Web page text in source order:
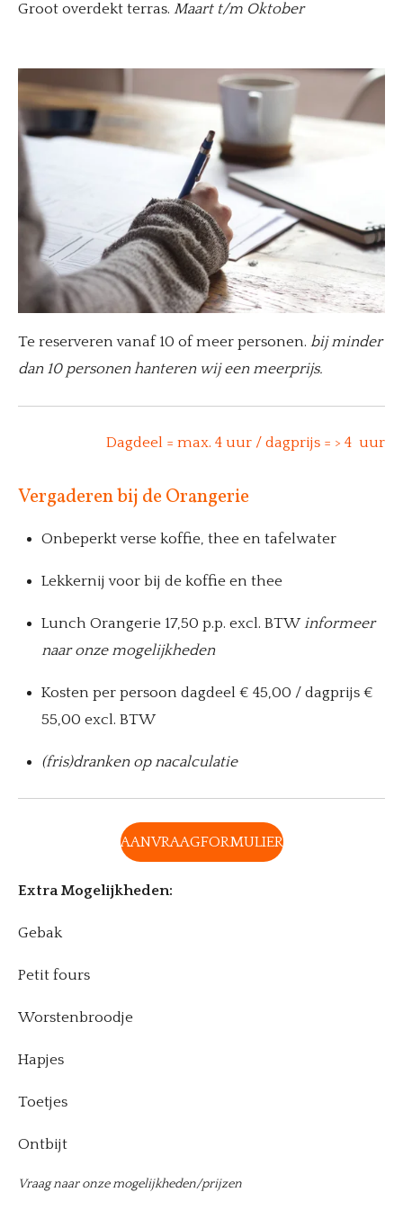
Groot overdekt terras. Maart t/m Oktober
Te reserveren vanaf 10 of meer personen. bij minder
dan 10 personen hanteren wij een meerprijs.
Dagdeel = max. 4 uur / dagprijs = > 4 uur
Vergaderen bij de Orangerie
Onbeperkt verse koffie, thee en tafelwater
Lekkernij voor bij de koffie en thee
Lunch Orangerie 17,50 p.p. excl. BTWinformeer
naar onze mogelijkheden
Kosten per persoon dagdeel € 45,00 / dagprijs €
55,00 excl. BTW
(fris)dranken op nacalculatie
AANVRAAGFORMULIER
Extra Mogelijkheden:
Gebak
Petit fours
Worstenbroodje
Hapjes
Toetjes
Ontbijt
Vraag naar onze mogelijkheden/prijzen